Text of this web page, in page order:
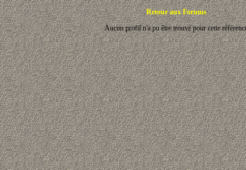
Retour aux Forums
Aucun profil n'a pu être trouvé pour cette